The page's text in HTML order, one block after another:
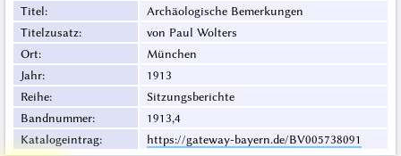
Titel:
Archäologische Bemerkungen
Titelzusatz:
von Paul Wolters
Ort:
München
Jahr:
1913
Reihe:
Sitzungsberichte
Bandnummer:
1913,4
Katalogeintrag: https://gateway-bayern.de/BV005738091